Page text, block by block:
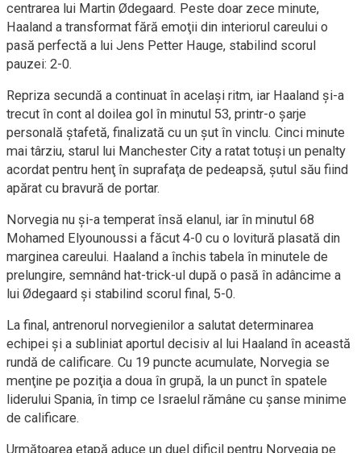
centrarea lui Martin Ødegaard. Peste doar zece minute,
Haaland a transformat fără emoţii din interiorul careului o
pasă perfectă a lui Jens Petter Hauge, stabilind scorul
pauzei: 2-0.
Repriza secundă a continuat în acelaşi ritm, iar Haaland şi-a
trecut în cont al doilea gol în minutul 53, printr-o şarje
personală ştafetă, finalizată cu un şut în vinclu. Cinci minute
mai târziu, starul lui Manchester City a ratat totuşi un penalty
acordat pentru henţ în suprafaţa de pedeapsă, şutul său fiind
apărat cu bravură de portar.
Norvegia nu şi-a temperat însă elanul, iar în minutul 68
Mohamed Elyounoussi a făcut 4-0 cu o lovitură plasată din
marginea careului. Haaland a închis tabela în minutele de
prelungire, semnând hat-trick-ul după o pasă în adâncime a
lui Ødegaard şi stabilind scorul final, 5-0.
La final, antrenorul norvegienilor a salutat determinarea
echipei şi a subliniat aportul decisiv al lui Haaland în această
rundă de calificare. Cu 19 puncte acumulate, Norvegia se
menţine pe poziţia a doua în grupă, la un punct în spatele
liderului Spania, în timp ce Israelul rămâne cu şanse minime
de calificare.
Următoarea etapă aduce un duel dificil pentru Norvegia pe